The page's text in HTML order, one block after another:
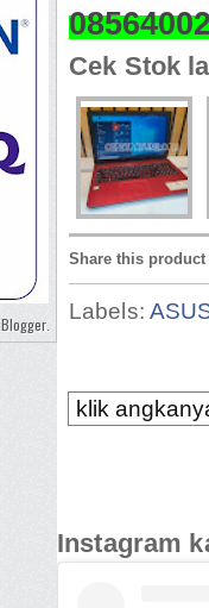
Cek Stok
Share this product
Labels:
klik
Instagram
Blogger.